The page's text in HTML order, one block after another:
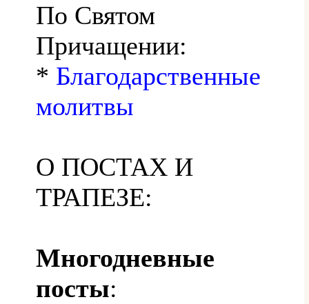
По Святом
Причащении:
* Благодарственные
молитвы
О ПОСТАХ И
ТРАПЕЗЕ:
Многодневные
посты: